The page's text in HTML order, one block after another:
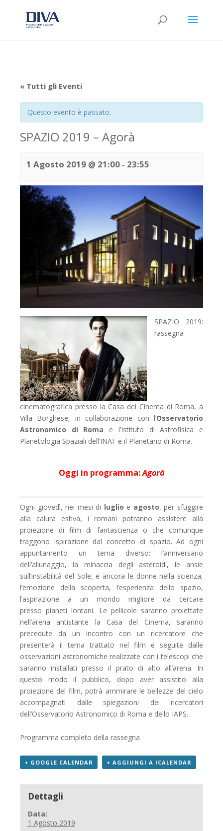
« Tutti gli Eventi
Questo evento è passato.
SPAZIO 2019 – Agorà
1 Agosto 2019 @ 21:00 - 23:55
SPAZIO 2019:
rassegna
cinematografica presso la Casa del Cinema di Roma, a
Villa Borghese, in collaborazione con l’Osservatorio
Astronomico di Roma e l’Istituto di Astrofisica e
Planetologia Spaziali dell’INAF e il Planetario di Roma.
Oggi in programma:Agorà
Ogni giovedì, nei mesi di luglio e agosto, per sfuggire
alla calura estiva, i romani potranno assistere alla
proiezione di film di fantascienza o che comunque
traggono ispirazione dal concetto di spazio. Ad ogni
appuntamento un tema diverso: l’anniversario
dell’allunaggio, la minaccia degli asteroidi, le ansie
sull’instabilità del Sole, e ancora le donne nella scienza,
l’emozione della scoperta, l’esperienza dello spazio,
l’aspirazione a un mondo migliore da cercare
presso pianeti lontani. Le pellicole saranno proiettate
nell’arena antistante la Casa del Cinema, saranno
precedute da un incontro con un ricercatore che
presenterà il tema trattato nel film e seguite dalle
osservazioni astronomiche realizzate con i telescopi che
saranno installati presso il prato di alto all’arena. In
questo modo il pubblico, dopo aver assistito alla
proiezione del film, potrà ammirare le bellezze del cielo
accompagnati dalle spiegazioni dei ricercatori
dell’Osservatorio Astronomico di Roma e dello IAPS.
Programma completo della rassegna
+ GOOGLE CALENDAR + AGGIUNGI A ICALENDAR
Dettagli
Data:
1 Agosto 2019